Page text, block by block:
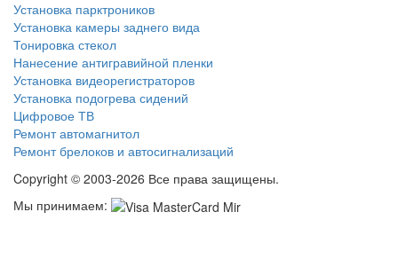
Установка парктроников
Установка камеры заднего вида
Тонировка стекол
Нанесение антигравийной пленки
Установка видеорегистраторов
Установка подогрева сидений
Цифровое ТВ
Ремонт автомагнитол
Ремонт брелоков и автосигнализаций
Copyright © 2003-2026 Все права защищены.
Мы принимаем: